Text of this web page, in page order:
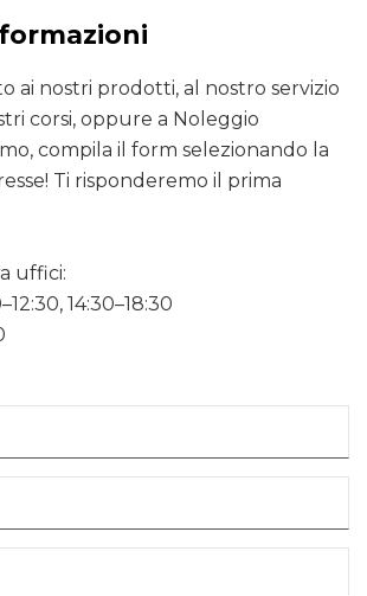
ai nostri prodotti, al nostro servizio
corsi, oppure a Noleggio
compila il form selezionando la
Ti risponderemo il prima
uffici:
14:30–18:30